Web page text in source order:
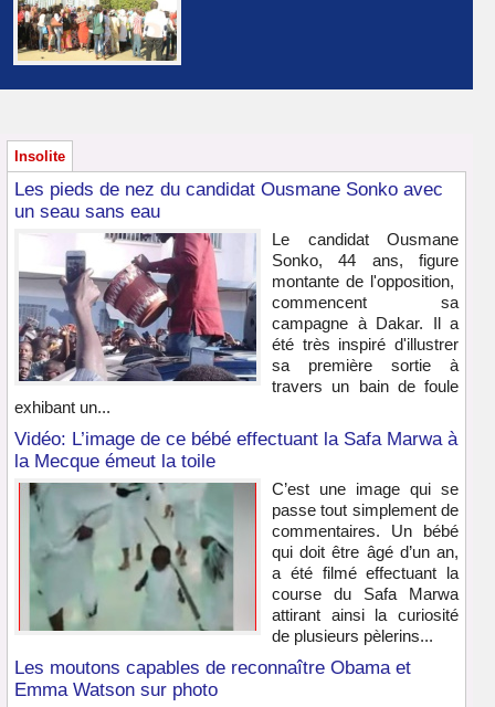
Insolite
Les pieds de nez du candidat Ousmane Sonko avec
un seau sans eau
Le candidat Ousmane
Sonko, 44 ans, figure
montante de l'opposition,
commencent sa
campagne à Dakar. Il a
été très inspiré d'illustrer
sa première sortie à
travers un bain de foule
exhibant un...
Vidéo: L’image de ce bébé effectuant la Safa Marwa à
la Mecque émeut la toile
C’est une image qui se
passe tout simplement de
commentaires. Un bébé
qui doit être âgé d’un an,
a été filmé effectuant la
course du Safa Marwa
attirant ainsi la curiosité
de plusieurs pèlerins...
Les moutons capables de reconnaître Obama et
Emma Watson sur photo